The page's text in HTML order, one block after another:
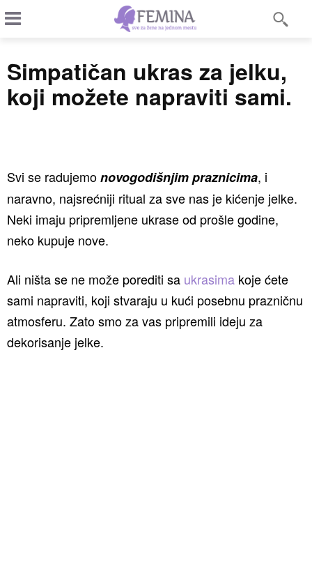
Simpatičan ukras za jelku,
koji možete napraviti sami.
Svi se radujemonovogodišnjim praznicima, i
naravno, najsrećniji ritual za sve nas je kićenje jelke.
Neki imaju pripremljene ukrase od prošle godine,
neko kupuje nove.
Ali ništa se ne može porediti sa ukrasima koje ćete
sami napraviti, koji stvaraju u kući posebnu prazničnu
atmosferu. Zato smo za vas pripremili ideju za
dekorisanje jelke.